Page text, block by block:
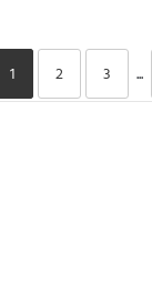
1 2 3 ...